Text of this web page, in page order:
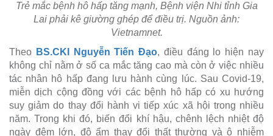
Trẻ mắc bệnh hô hấp tăng mạnh, Bệnh viện Nhi tỉnh Gia
Lai phải kê giường ghép để điều trị. Nguồn ảnh:
Vietnamnet.
Theo BS.CKI Nguyễn Tiến Đạo, điều đáng lo hiện nay
không chỉ nằm ở số ca mắc tăng cao mà còn ở việc nhiều
tác nhân hô hấp đang lưu hành cùng lúc. Sau Covid-19,
miễn dịch cộng đồng với các bệnh hô hấp có xu hướng
suy giảm do thay đổi hành vi tiếp xúc xã hội trong nhiều
năm. Trong khi đó, biến đổi khí hậu, chênh lệch nhiệt độ
ngày đêm lớn, độ ẩm thay đổi thất thường và ô nhiễm